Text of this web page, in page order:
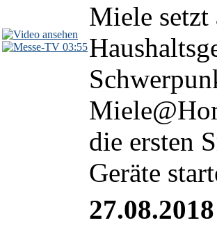
03:55
Miele
die ersten
Geräte
27.08.2018